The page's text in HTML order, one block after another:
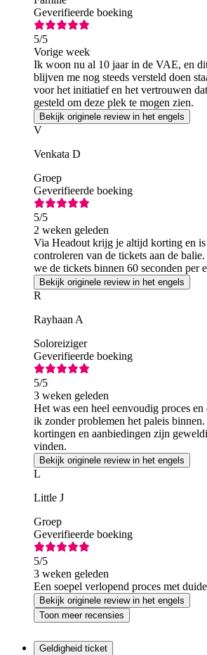
Geverifieerde boeking
5/5
Vorige week
Ik woon nu al 10 jaar in de VAE, en
blijven me nog steeds versteld doen
voor het initiatief en het vertrouwen
gesteld om deze plek te mogen zien.
Bekijk originele review in het engels
V
Venkata D
Groep
Geverifieerde boeking
5/5
2 weken geleden
Via Headout krijg je altijd korting en is
controleren van de tickets aan de
we de tickets binnen 60 seconden per
Bekijk originele review in het engels
R
Rayhaan A
Soloreiziger
Geverifieerde boeking
5/5
3 weken geleden
Het was een heel eenvoudig proces
ik zonder problemen het paleis
kortingen en aanbiedingen zijn
vinden.
Bekijk originele review in het engels
L
Little J
Groep
Geverifieerde boeking
5/5
3 weken geleden
Een soepel verlopend proces met
Bekijk originele review in het engels
Toon meer recensies
Geldigheid ticket